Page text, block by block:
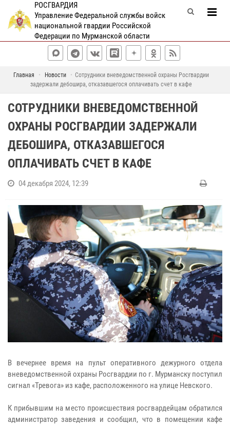
РОСГВАРДИЯ
Управление Федеральной службы войск
национальной гвардии Российской
Федерации по Мурманской области
Главная Новости
Сотрудники вневедомственной охраны Росгвардии
задержали дебошира, отказавшегося оплачивать счет в кафе
СОТРУДНИКИ ВНЕВЕДОМСТВЕННОЙ
ОХРАНЫ РОСГВАРДИИ ЗАДЕРЖАЛИ
ДЕБОШИРА, ОТКАЗАВШЕГОСЯ
ОПЛАЧИВАТЬ СЧЕТ В КАФЕ
04 декабря 2024, 12:39
В вечернее время на пульт оперативного дежурного отдела
вневедомственной охраны Росгвардии по г. Мурманску поступил
сигнал «Тревога» из кафе, расположенного на улице Невского.
К прибывшим на место происшествия росгвардейцам обратился
администратор заведения и сообщил, что в помещении кафе